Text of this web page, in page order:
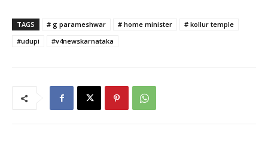
TAGS # g parameshwar # home minister
# kollur temple
#udupi
#v4newskarnataka